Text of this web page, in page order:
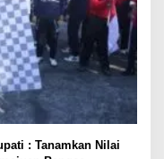
: Tanamkan Nilai